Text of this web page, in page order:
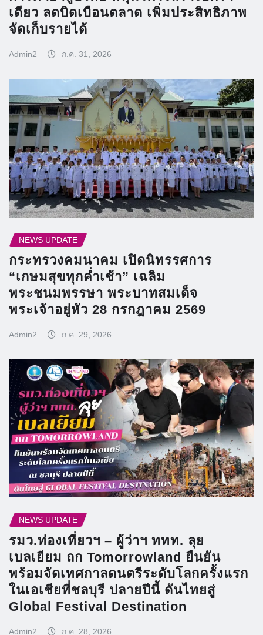
เดียว ลดบิดเบือนตลาด เพิ่มประสิทธิภาพ
จัดเก็บรายได้
Admin2 ก.ค. 31, 2026
NEWS UPDATE
กระทรวงคมนาคม เปิดนิทรรศการ
“เกษมสุขทุกค่ำเช้า” เฉลิม
พระชนมพรรษา พระบาทสมเด็จ
พระเจ้าอยู่หัว 28 กรกฎาคม 2569
Admin2 ก.ค. 29, 2026
NEWS UPDATE
รมว.ท่องเที่ยวฯ – ผู้ว่าฯ ททท. ลุย
เบลเยียม ถก Tomorrowland ยืนยัน
พร้อมจัดเทศกาลดนตรีระดับโลกครั้งแรก
ในเอเชียที่ชลบุรี ปลายปีนี้ ดันไทยสู่
Global Festival Destination
Admin2 ก.ค. 28, 2026